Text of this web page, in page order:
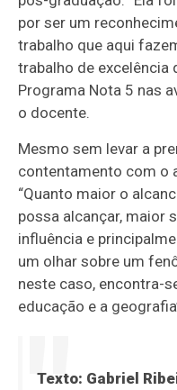
por ser um
trabalho que aqui
trabalho de excelência
Programa Nota 5 nas
o docente.
Mesmo sem levar a
contentamento com o
“Quanto maior o
possa alcançar, maior
influência e
um olhar sobre um
neste caso, encontra-
educação e a
Texto: Gabriel